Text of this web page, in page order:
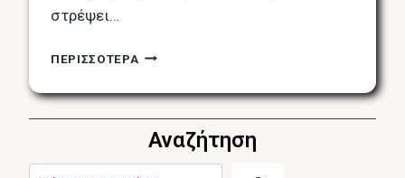
στρέψει…
ΠΕΡΙΣΣΟΤΕΡΑ ΠΌΝΟΣ
ΑΥΧΈΝΑ
/
ΔΎΣΚΑΜΠΤΟΣ
ΑΥΧΈΝΑΣ
Αναζήτηση